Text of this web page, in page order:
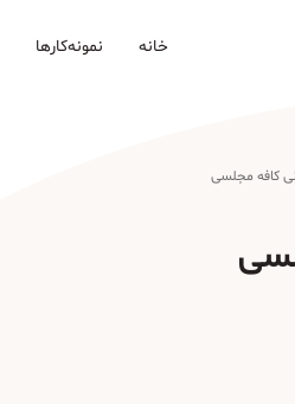
خانه نمونه‌کارها
کافه مجلسی